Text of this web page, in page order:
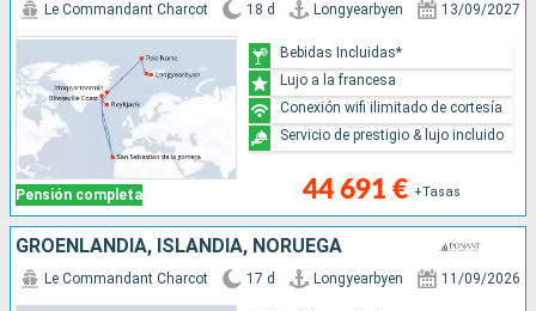
Pensión completa
Le Commandant Charcot 18 d Longyearbyen 13/09/2027
44 691 € +Tasas
Bebidas Incluidas*
Lujo a la francesa
Conexión wifi ilimitado de cortesía
Servicio de prestigio & lujo incluido
GROENLANDIA, ISLANDIA, NORUEGA
Le Commandant Charcot 17 d Longyearbyen 11/09/2026